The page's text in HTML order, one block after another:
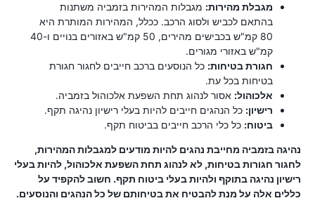
מגבלת מהירות: מגבלות המהירות בזמביה משתנות
בהתאם לכביש ולסוג הרכב. ככלל, המהירות המותרת היא
80 קמ"ש בכבישים מהירים, 50 קמ"ש באזורים בנויים ו-40
קמ"ש באזורי מגורים.
חגורת בטיחות: כל הנוסעים ברכב חייבים לחגור חגורת
בטיחות בכל עת.
אלכוהול: אסור לנהוג תחת השפעת אלכוהול בזמביה.
רישיון: כל הנהגים חייבים להיות בעלי רישיון נהיגה תקף.
ביטוח: כל כלי הרכב חייבים בביטוח תקף.
נהיגה בזמביה מחייבת נהגים להיות מודעים למגבלות המהירות,
לחגור חגורות בטיחות, לא לנהוג תחת השפעת אלכוהול, להיות בעלי
רישיון נהיגה בתוקף ולהיות בעלי ביטוח תקף. חשוב להקפיד על
כללים אלה על מנת להבטיח את בטיחותם של כל הנהגים והנוסעים.